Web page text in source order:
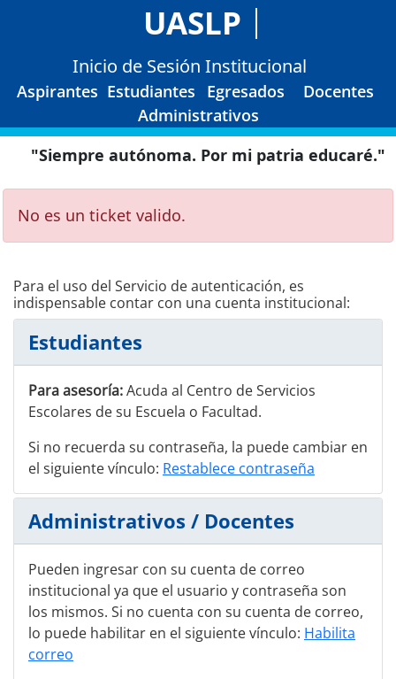
UASLP
Inicio de Sesión Institucional
Aspirantes Estudiantes Egresados
Docentes
Administrativos
"Siempre autónoma. Por mi patria educaré."
No es un ticket valido.
Para el uso del Servicio de autenticación, es
indispensable contar con una cuenta institucional:
Estudiantes
Para asesoría:Acuda al Centro de Servicios
Escolares de su Escuela o Facultad.
Si no recuerda su contraseña, la puede cambiar en
el siguiente vínculo: Restablece contraseña
Administrativos / Docentes
Pueden ingresar con su cuenta de correo
institucional ya que el usuario y contraseña son
los mismos. Si no cuenta con su cuenta de correo,
lo puede habilitar en el siguiente vínculo: Habilita
correo